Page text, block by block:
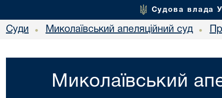
Судова влада
Суди • Миколаївський апеляційний суд •
Миколаївський